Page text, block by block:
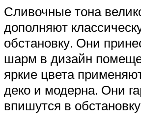
Сливочные тона
дополняют
обстановку. Они
шарм в дизайн
яркие цвета
деко и модерна. Они
впишутся в